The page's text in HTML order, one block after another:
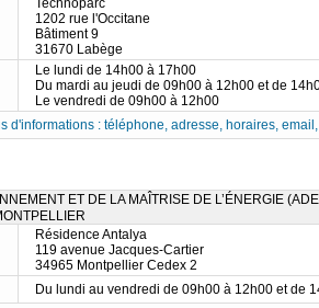
Technoparc
1202 rue l'Occitane
Bâtiment 9
31670 Labège
Le lundi de 14h00 à 17h00
Du mardi au jeudi de 09h00 à 12h00 et de
Le vendredi de 09h00 à 12h00
d'informations : téléphone, adresse, horaires,
ET DE LA MAÎTRISE DE L’ÉNERGIE
Résidence Antalya
119 avenue Jacques-Cartier
34965 Montpellier Cedex 2
Du lundi au vendredi de 09h00 à 12h00 et de